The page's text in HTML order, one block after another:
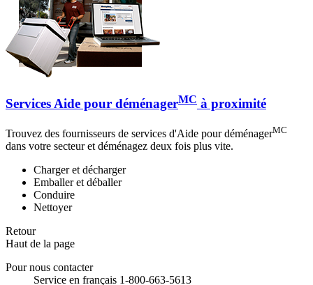
Services Aide pour déménagerMC à proximité
Trouvez des fournisseurs de services d'Aide pour déménagerMC
dans votre secteur et déménagez deux fois plus vite.
Charger et décharger
Emballer et déballer
Conduire
Nettoyer
Retour
Haut de la page
Pour nous contacter
Service en français 1-800-663-5613